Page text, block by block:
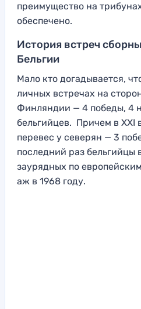
преимущество на
обеспечено.
История встреч
Бельгии
Мало кто догадывается,
личных встречах на
Финляндии — 4 победы, 4
бельгийцев. Причем в XXI
перевес у северян — 3
последний раз бельгийцы
заурядных по
аж в 1968 году.